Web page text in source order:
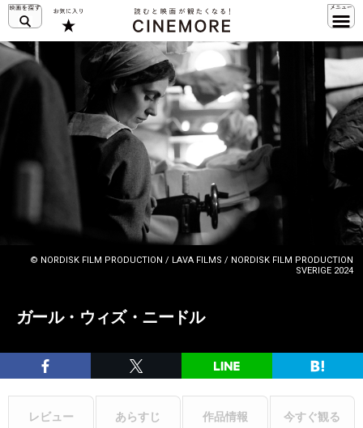
© NORDISK FILM PRODUCTION / LAVA FILMS / NORDISK FILM PRODUCTION
SVERIGE 2024
ガール・ウィズ・ニードル
レビュー あらすじ 作品情報 今すぐ観る